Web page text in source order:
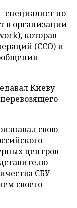
специалист по
в организации
которая
(ССО) и
Киеву
свою
центров
СБУ
своего